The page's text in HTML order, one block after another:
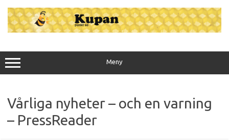
innehåll
Meny
Vårliga nyheter – och en varning
– PressReader